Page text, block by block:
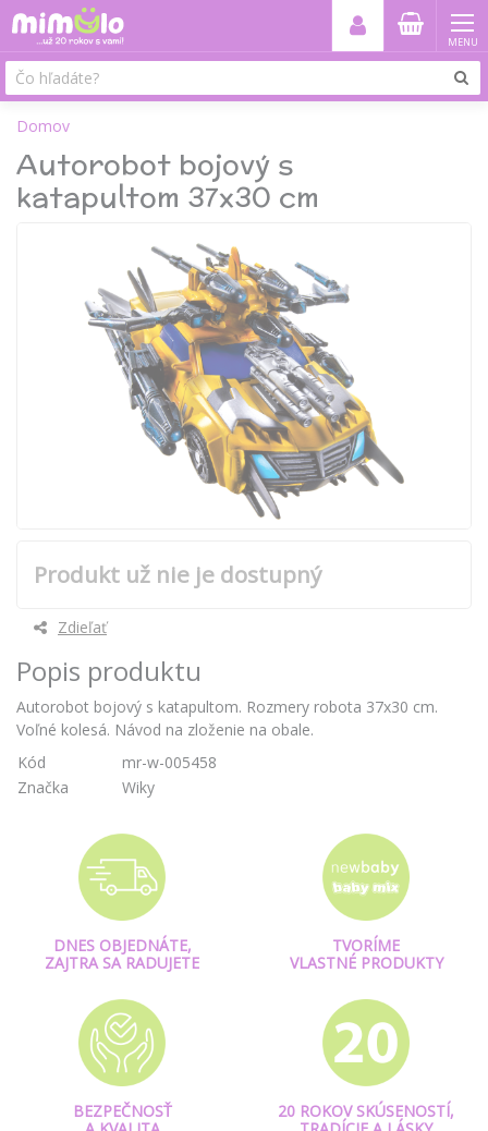
MENU
Domov
Autorobot bojový s
katapultom 37x30 cm
Produkt už nie je dostupný
Zdieľať
Popis produktu
Autorobot bojový s katapultom. Rozmery robota 37x30 cm.
Voľné kolesá. Návod na zloženie na obale.
Kód
mr-w-005458
Značka
Wiky
DNES OBJEDNÁTE,
ZAJTRA SA RADUJETE
TVORÍME
VLASTNÉ PRODUKTY
BEZPEČNOSŤ
20 ROKOV SKÚSENOSTÍ,